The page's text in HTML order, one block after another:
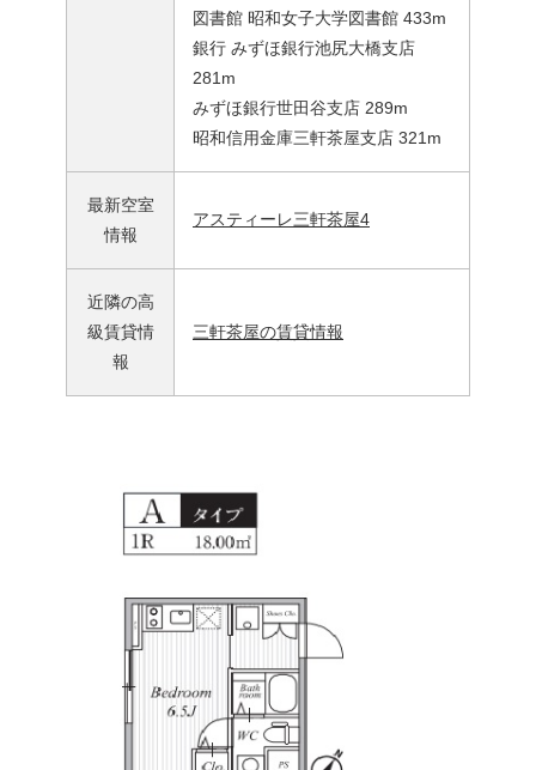
図書館 昭和女子大学図書館 433m
銀行 みずほ銀行池尻大橋支店
281m
みずほ銀行世田谷支店 289m
昭和信用金庫三軒茶屋支店 321m
最新空室
情報
アスティーレ三軒茶屋4
近隣の高
級賃貸情
報
三軒茶屋の賃貸情報